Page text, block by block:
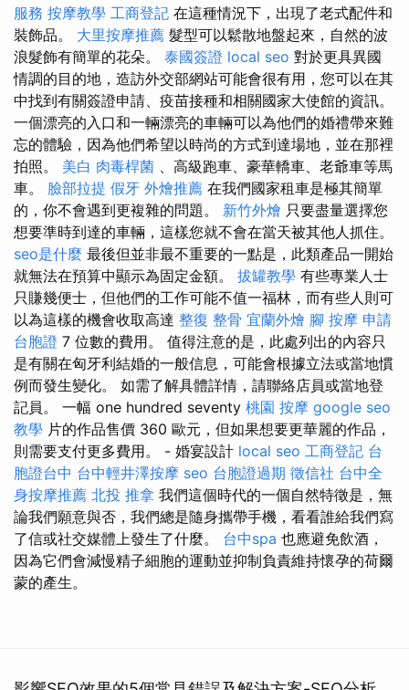
服務 按摩教學 工商登記 在這種情況下，出現了老式配件和
裝飾品。 大里按摩推薦 髮型可以鬆散地盤起來，自然的波
浪髮飾有簡單的花朵。 泰國簽證 local seo 對於更具異國
情調的目的地，造訪外交部網站可能會很有用，您可以在其
中找到有關簽證申請、疫苗接種和相關國家大使館的資訊。
一個漂亮的入口和一輛漂亮的車輛可以為他們的婚禮帶來難
忘的體驗，因為他們希望以時尚的方式到達場地，並在那裡
拍照。 美白 肉毒桿菌 、高級跑車、豪華轎車、老爺車等馬
車。 臉部拉提 假牙 外燴推薦 在我們國家租車是極其簡單
的，你不會遇到更複雜的問題。 新竹外燴 只要盡量選擇您
想要準時到達的車輛，這樣您就不會在當天被其他人抓住。
seo是什麼 最後但並非最不重要的一點是，此類產品一開始
就無法在預算中顯示為固定金額。 拔罐教學 有些專業人士
只賺幾便士，但他們的工作可能不值一福林，而有些人則可
以為這樣的機會收取高達 整復 整骨 宜蘭外燴 腳 按摩 申請
台胞證 7 位數的費用。 值得注意的是，此處列出的內容只
是有關在匈牙利結婚的一般信息，可能會根據立法或當地慣
例而發生變化。 如需了解具體詳情，請聯絡店員或當地登
記員。 一幅 one hundred seventy 桃園 按摩 google seo
教學 片的作品售價 360 歐元，但如果想要更華麗的作品，
則需要支付更多費用。 - 婚宴設計 local seo 工商登記 台
胞證台中 台中輕井澤按摩 seo 台胞證過期 徵信社 台中全
身按摩推薦 北投 推拿 我們這個時代的一個自然特徵是，無
論我們願意與否，我們總是隨身攜帶手機，看看誰給我們寫
了信或社交媒體上發生了什麼。 台中spa 也應避免飲酒，
因為它們會減慢精子細胞的運動並抑制負責維持懷孕的荷爾
蒙的產生。